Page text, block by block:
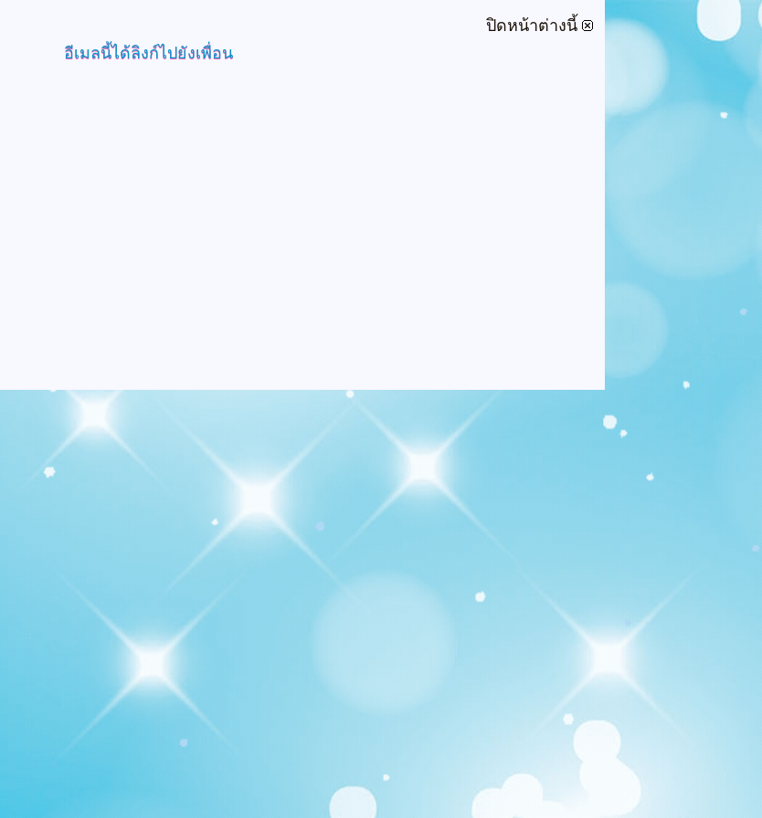
ปิดหน้าต่างนี้
อีเมลนี้ได้ลิงก์ไปยังเพื่อน